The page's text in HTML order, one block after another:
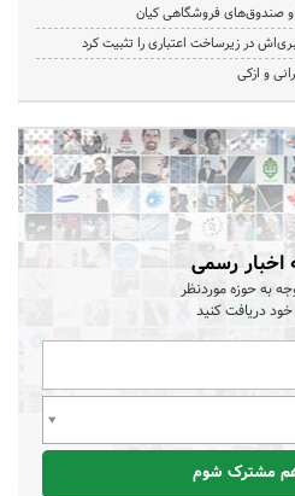
و صندوق‌های فروشگاهی کیان
و ازکی
اخبار رسمی
به حوزه موردنظر
دریافت کنید
مشترک شوم